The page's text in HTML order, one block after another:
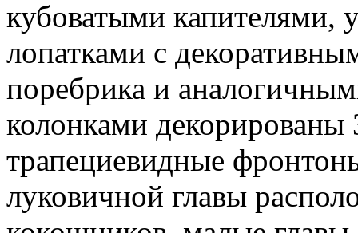
кубоватыми
лопатками с
поребрика и
колонками
трапециевидные
луковичной главы